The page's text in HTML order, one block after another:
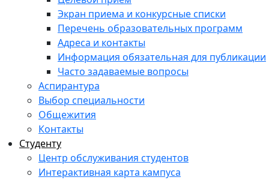
Экран приема и конкурсные списки
Перечень образовательных программ
Адреса и контакты
Информация обязательная для публикации
Часто задаваемые вопросы
Аспирантура
Выбор специальности
Общежития
Контакты
Студенту
Центр обслуживания студентов
Интерактивная карта кампуса